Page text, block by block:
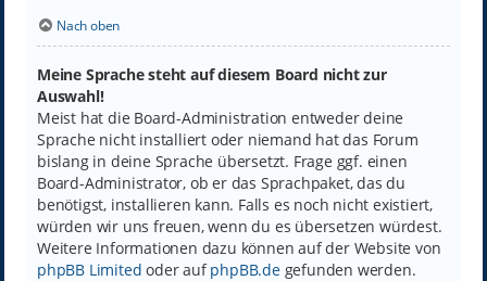
Nach oben
Meine Sprache steht auf diesem Board nicht zur
Auswahl!
Meist hat die Board-Administration entweder deine
Sprache nicht installiert oder niemand hat das Forum
bislang in deine Sprache übersetzt. Frage ggf. einen
Board-Administrator, ob er das Sprachpaket, das du
benötigst, installieren kann. Falls es noch nicht existiert,
würden wir uns freuen, wenn du es übersetzen würdest.
Weitere Informationen dazu können auf der Website von
phpBB Limited oder aufphpBB.degefunden werden.